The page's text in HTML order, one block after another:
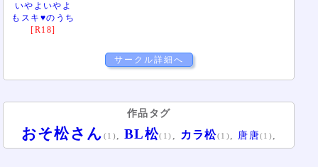
いやよいやよ
もスキ♥のうち
[R18]
サークル詳細へ
作品タグ
おそ松さん (1) , BL松(1) , カラ松(1) , 唐唐(1) ,